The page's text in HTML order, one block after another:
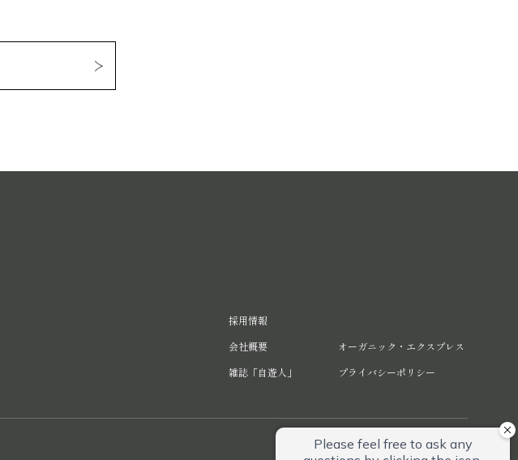
採用情報
会社概要
雑誌「自遊人」
オーガニック・エクスプレス
プライバシーポリシー